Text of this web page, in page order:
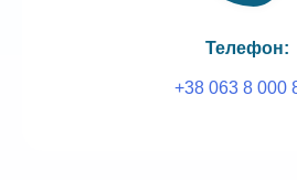
Телефон:
+38 063 8 000